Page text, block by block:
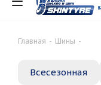
Главная - Шины -
Всесезонная